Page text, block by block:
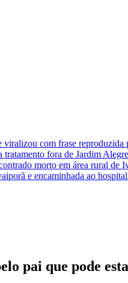
com frase reproduzida
fora de Jardim
morto em área rural de
e encaminhada ao
pai que pode